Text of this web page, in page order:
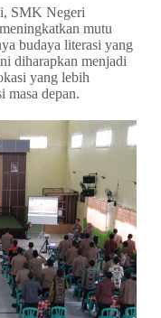
SMK Negeri
mutu
budaya literasi yang
diharapkan menjadi
yang lebih
masa depan.